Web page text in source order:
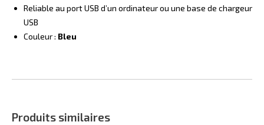
Reliable au port USB d’un ordinateur ou une base de chargeur
USB
Couleur : Bleu
Produits similaires